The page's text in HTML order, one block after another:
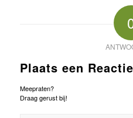
Plaats een Reactie
Meepraten?
Draag gerust bij!